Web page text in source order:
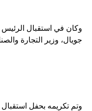
وكان في استقبال
جويال، وزير التجارة
وتم تكريمه بحفل